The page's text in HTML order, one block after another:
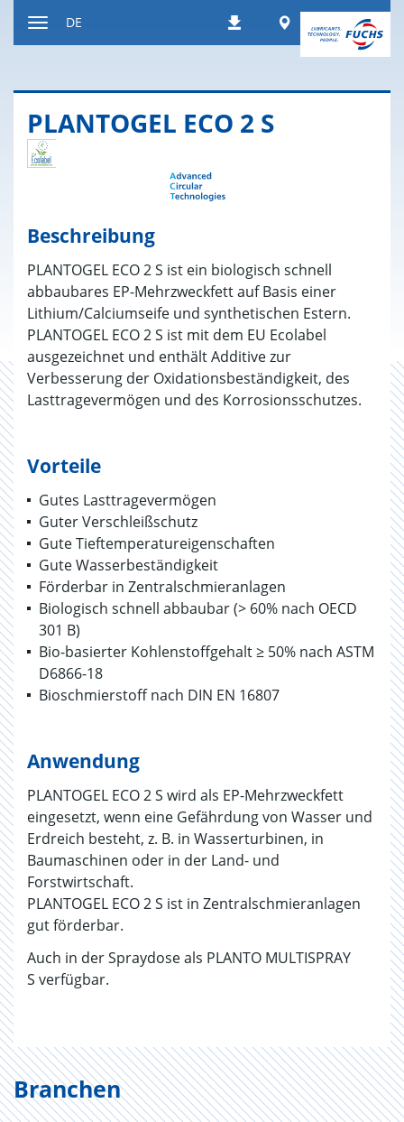
Inhalt
DownloadsWorldwide
DE
PLAN­TO­GEL ECO 2 S
Beschreibung
PLANTOGEL ECO 2 S ist ein biologisch schnell
abbaubares EP-Mehrzweckfett auf Basis einer
Lithium/Calciumseife und synthetischen Estern.
PLANTOGEL ECO 2 S ist mit dem EU Ecolabel
ausgezeichnet und enthält Additive zur
Verbesserung der Oxidationsbeständigkeit, des
Lasttragevermögen und des Korrosionsschutzes.
Vorteile
Gutes Lasttragevermögen
Guter Verschleißschutz
Gute Tieftemperatureigenschaften
Gute Wasserbeständigkeit
Förderbar in Zentralschmieranlagen
Biologisch schnell abbaubar (> 60% nach OECD
301 B)
Bio-basierter Kohlenstoffgehalt ≥ 50% nach ASTM
D6866-18
Bioschmierstoff nach DIN EN 16807
Anwendung
PLANTOGEL ECO 2 S wird als EP-Mehrzweckfett
eingesetzt, wenn eine Gefährdung von Wasser und
Erdreich besteht, z. B. in Wasserturbinen, in
Baumaschinen oder in der Land- und
Forstwirtschaft.
PLANTOGEL ECO 2 S ist in Zentralschmieranlagen
gut förderbar.
Auch in der Spraydose als PLANTO MULTISPRAY
S verfügbar.
Branchen